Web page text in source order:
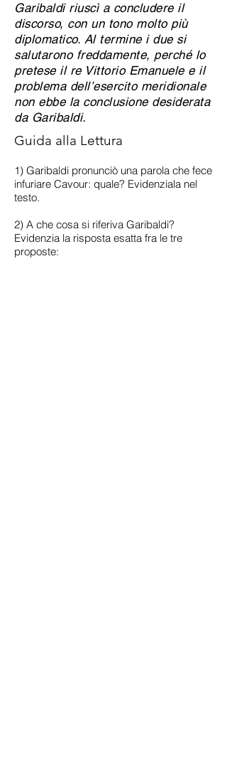
Garibaldi riuscì a concludere il
discorso, con un tono molto più
diplomatico. Al termine i due si
salutarono freddamente, perché lo
pretese il re Vittorio Emanuele e il
problema dell’esercito meridionale
non ebbe la conclusione desiderata
da Garibaldi.
Guida alla Lettura
1) Garibaldi pronunciò una parola che fece
infuriare Cavour: quale? Evidenziala nel
testo.
2) A che cosa si riferiva Garibaldi?
Evidenzia la risposta esatta fra le tre
proposte: